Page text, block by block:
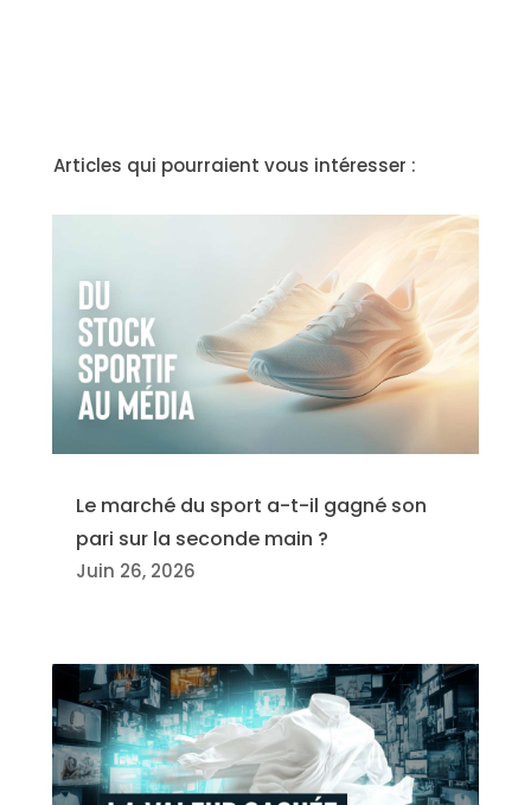
Articles qui pourraient vous intéresser :
Le marché du sport a-t-il gagné son
pari sur la seconde main ?
Juin 26, 2026